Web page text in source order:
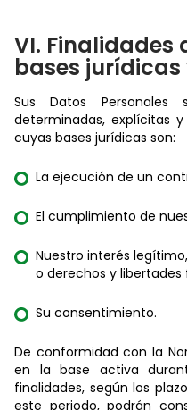
VI. Finalidades
bases
Sus Datos
determinadas, explícitas
cuyas bases jurídicas son:
La ejecución de un
El cumplimiento de
Nuestro interés
o derechos y
Su consentimiento.
De conformidad con la
en la base activa
finalidades, según los
este periodo, podrán